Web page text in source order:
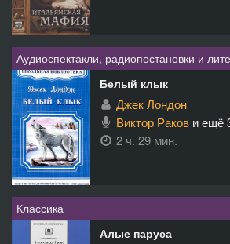
Аудиоспектакли, радиопостановки и
Белый клык
Джек Лондон
Виктор Раков и ещё
2 ч. 29 мин.
Классика
Алые паруса